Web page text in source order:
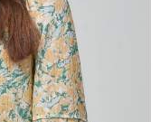
簡稱本公司）所提供，讓
由商店將買賣／分期付款
單繳交帳款。
目的，商店將以您的個人
進項蒐集、處理及利用，
、核對及更正。
userRule
交易完成。
您需要取消訂單，請聯絡
有效，需透過AFTEE先享
頁面顯示為準，若有關於
請聯繫「AFTEE先享後付
support/home